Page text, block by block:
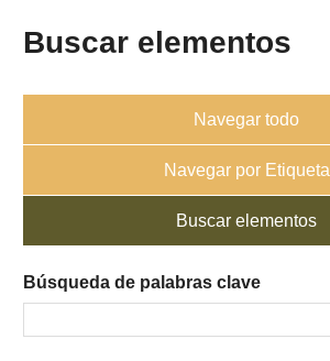
Buscar elementos
Navegar todo
Navegar por Etiqueta
Buscar elementos
Búsqueda de palabras clave